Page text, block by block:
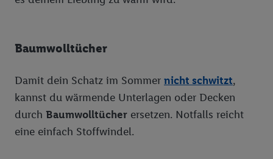
Baumwolltücher
Damit dein Schatz im Sommer nicht schwitzt,
kannst du wärmende Unterlagen oder Decken
durch Baumwolltücher ersetzen. Notfalls reicht
eine einfach Stoffwindel.